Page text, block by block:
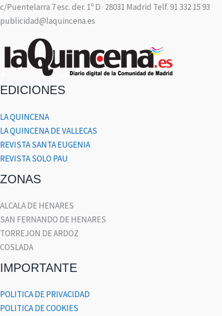
c/Puentelarra 7 esc. der. 1º D · 28031 Madrid Telf. 91 332 15 93
publicidad@laquincena.es
EDICIONES
LA QUINCENA
LA QUINCENA DE VALLECAS
REVISTA SANTA EUGENIA
REVISTA SOLO PAU
ZONAS
ALCALA DE HENARES
SAN FERNANDO DE HENARES
TORREJON DE ARDOZ
COSLADA
IMPORTANTE
POLITICA DE PRIVACIDAD
POLITICA DE COOKIES